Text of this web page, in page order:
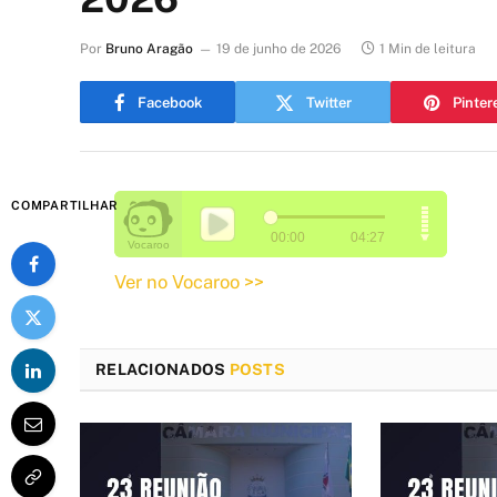
Por Bruno Aragão 19 de junho de 2026 1 Min de leitura
Facebook Twitter
COMPARTILHAR
Ver no Vocaroo >>
RELACIONADOS POSTS